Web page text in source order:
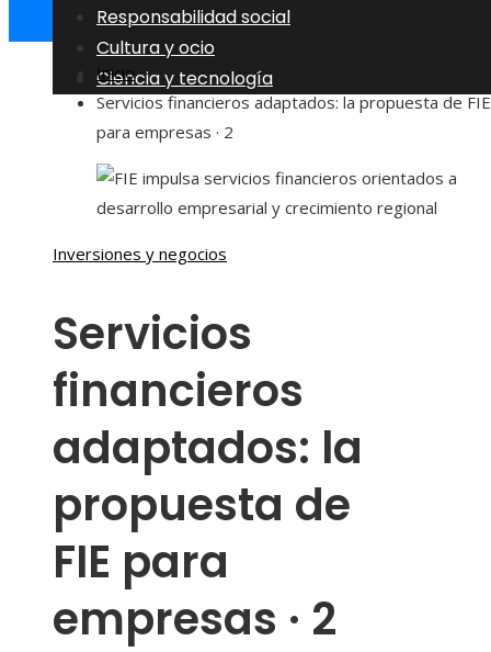
Responsabilidad social
Cultura y ocio
Ciencia y tecnología
Inicio
Servicios financieros adaptados: la propuesta de FIE
para empresas · 2
Inversiones y negocios
Servicios
financieros
adaptados: la
propuesta de
FIE para
empresas · 2